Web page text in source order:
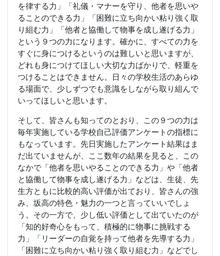
を律する力」「礼儀・マナーを守り、他者を思いや
ることのできる力」「困難に立ち向かい粘り強く取
り組む力」「他者と協働して物事を成し遂げる力」
という９つの力になります。確かに、すべての力を
すぐに身につけるというのは難しいと思いますが、
どれも身につけてほしい大切な力ばかりで、軽重を
つけることはできません。日々の学校生活のあらゆ
る場面で、少しずつでも意識をしながら取り組んで
いってほしいと思います。
そして、皆さんも知ってのとおり、この９つの力は
毎年実施している学校自己評価アンケートの指標に
もなっています。先日実施したアンケート結果はま
だ出ていませんが、ここ数年の結果を見ると、この
なかで「他者を思いやることのできる力」や「他者
と協働して物事を成し遂げる力」などは、生徒、先
生方ともに比較的高い評価が出ており、皆さんの強
み、坂高の特色・魅力の一つと言っていいでしょ
う。その一方で、少し低い評価として出ていたのが
「知的好奇心をもって、積極的に物事に挑戦する
力」「リーダーの自覚を持って他者を先導する力」
「困難に立ち向かい粘り強く取り組む力」などでし